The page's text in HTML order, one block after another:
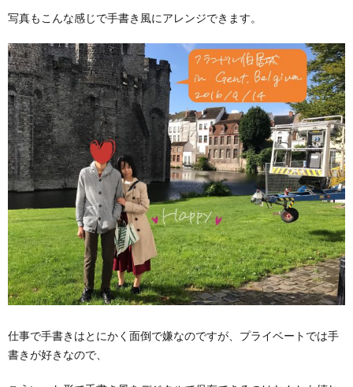
写真もこんな感じで手書き風にアレンジできます。
仕事で手書きはとにかく面倒で嫌なのですが、プライベートでは手
書きが好きなので、